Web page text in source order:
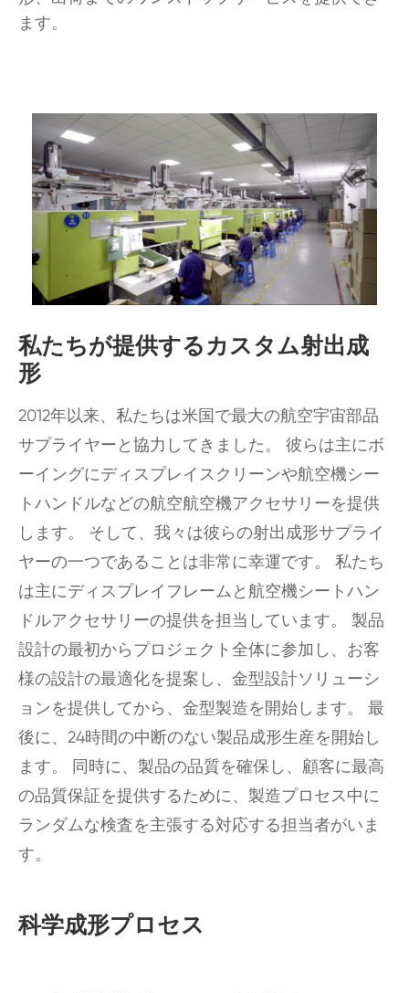
ます。
私たちが提供するカスタム射出成
形
2012年以来、私たちは米国で最大の航空宇宙部品
サプライヤーと協力してきました。 彼らは主にボ
ーイングにディスプレイスクリーンや航空機シー
トハンドルなどの航空航空機アクセサリーを提供
します。 そして、我々は彼らの射出成形サプライ
ヤーの一つであることは非常に幸運です。 私たち
は主にディスプレイフレームと航空機シートハン
ドルアクセサリーの提供を担当しています。 製品
設計の最初からプロジェクト全体に参加し、お客
様の設計の最適化を提案し、金型設計ソリューシ
ョンを提供してから、金型製造を開始します。 最
後に、24時間の中断のない製品成形生産を開始し
ます。 同時に、製品の品質を確保し、顧客に最高
の品質保証を提供するために、製造プロセス中に
ランダムな検査を主張する対応する担当者がいま
す。
科学成形プロセス